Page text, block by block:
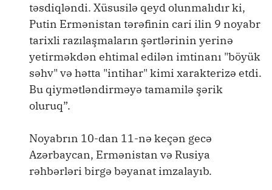
təsdiqləndi. Xüsusilə qeyd olunmalıdır ki,
Putin Ermənistan tərəfinin cari ilin 9 noyabr
tarixli razılaşmaların şərtlərinin yerinə
yetirməkdən ehtimal edilən imtinanı "böyük
səhv" və hətta "intihar" kimi xarakterizə etdi.
Bu qiymətləndirməyə tamamilə şərik
oluruq”.
Noyabrın 10-dan 11-nə keçən gecə
Azərbaycan, Ermənistan və Rusiya
rəhbərləri birgə bəyanat imzalayıb.